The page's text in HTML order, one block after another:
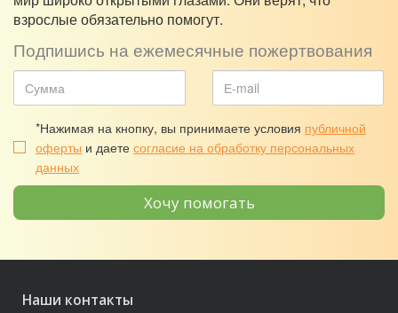
взрослые обязательно помогут.
Подпишись на ежемесячные пожертвования
*Нажимая на кнопку, вы принимаете условия публичной
оферты и даете согласие на обработку персональных
данных
Хочу помогать
Наши контакты